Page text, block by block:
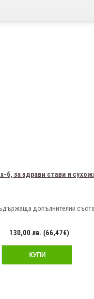
6, за здрави стави и
допълнителни
130,00 лв. (66,47€)
КУПИ